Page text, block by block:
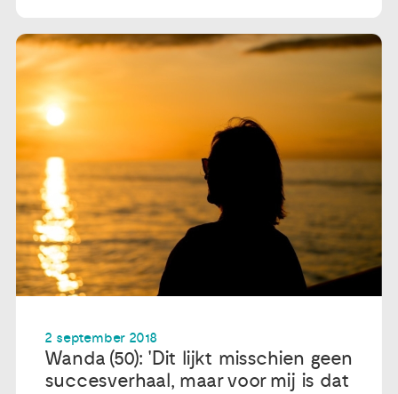
2 september 2018
Wanda (50): 'Dit lijkt misschien geen
succesverhaal, maar voor mij is dat